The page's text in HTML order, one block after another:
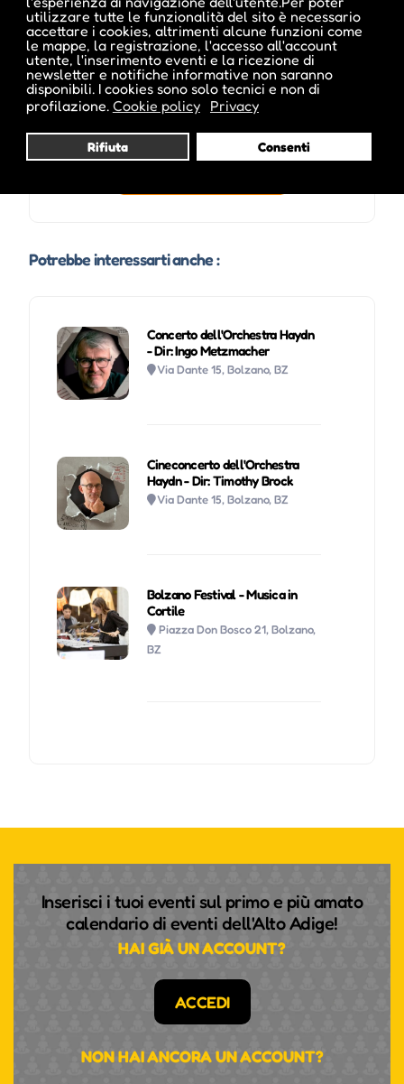
utilizzare tutte le funzionalità del sito è necessario
accettare i cookies, altrimenti alcune funzioni come
le mappe, la registrazione, l'accesso all'account
utente, l'inserimento eventi e la ricezione di
newsletter e notifiche informative non saranno
disponibili. I cookies sono solo tecnici e non di
profilazione. Cookie policy Privacy
Rifiuta Consenti
Potrebbe interessarti anche :
Concerto dell'Orchestra Haydn
- Dir: Ingo Metzmacher
Via Dante 15, Bolzano, BZ
Cineconcerto dell'Orchestra
Haydn - Dir: Timothy Brock
Via Dante 15, Bolzano, BZ
Bolzano Festival - Musica in
Cortile
Piazza Don Bosco 21, Bolzano,
BZ
Inserisci i tuoi eventi sul primo e più amato
calendario di eventi dell'Alto Adige!
HAI GIÀ UN ACCOUNT?
ACCEDI
NON HAI ANCORA UN ACCOUNT?